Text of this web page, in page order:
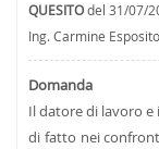
QUESITOdel 31/07/
Ing. Carmine Esposito
Domanda
Il datore di lavoro e
di fatto nei